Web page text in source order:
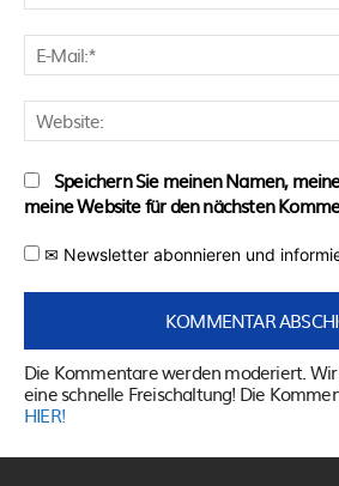
Speichern Sie meinen Namen,
meine Website für den nächsten
✉ Newsletter abonnieren und
Die Kommentare werden moderiert.
eine schnelle Freischaltung! Die
HIER!